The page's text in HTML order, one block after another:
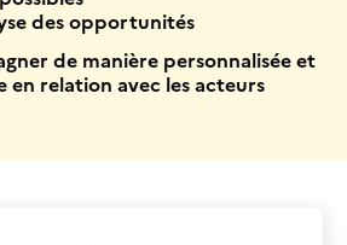
des opportunités
de manière personnalisée et
en relation avec les acteurs